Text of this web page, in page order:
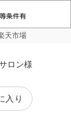
天市場
ロン様
入り